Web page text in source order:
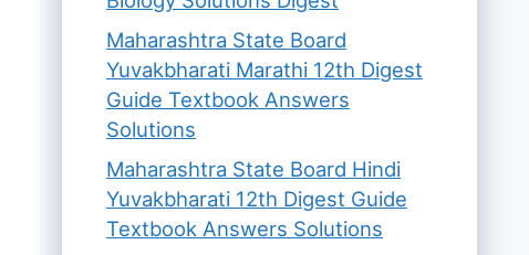
Maharashtra State Board
Yuvakbharati Marathi 12th Digest
Guide Textbook Answers
Solutions
Maharashtra State Board Hindi
Yuvakbharati 12th Digest Guide
Textbook Answers Solutions